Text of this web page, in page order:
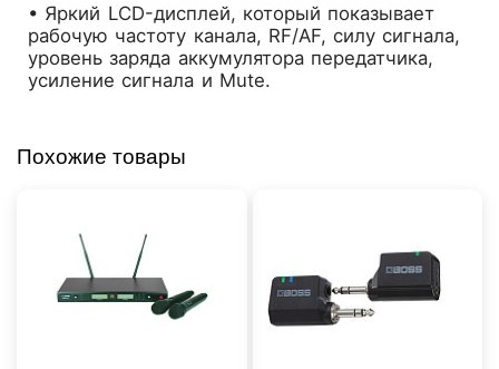
• Яркий LCD-дисплей, который показывает
рабочую частоту канала, RF/AF, силу сигнала,
уровень заряда аккумулятора передатчика,
усиление сигнала и Mute.
Похожие товары